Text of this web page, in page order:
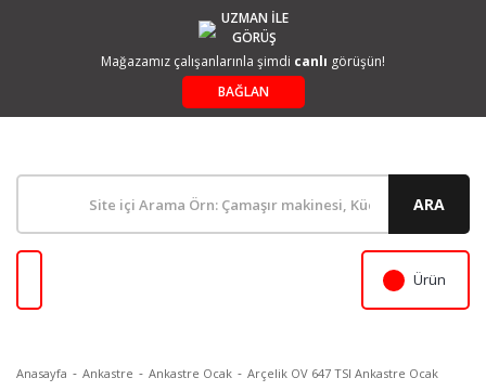
UZMAN İLE
GÖRÜŞ
Mağazamız çalışanlarınla şimdi canlı görüşün!
BAĞLAN
ARA
Ürün
Anasayfa Ankastre Ankastre Ocak Arçelik OV 647 TSI Ankastre Ocak